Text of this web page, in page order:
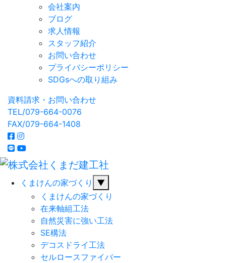
会社案内
ブログ
求人情報
スタッフ紹介
お問い合わせ
プライバシーポリシー
SDGsへの取り組み
資料請求・お問い合わせ
TEL/079-664-0076
FAX/079-664-1408
くまけんの家づくり
▼
くまけんの家づくり
在来軸組工法
自然災害に強い工法
SE構法
デコスドライ工法
セルロースファイバー